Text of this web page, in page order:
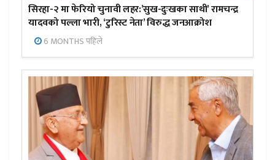
सिरहा-२ मा फेरियो चुनावी लहर:’सुख-दुःखका साथी’ रामचन्द्र
यादवको पल्ला भारी, ‘टुरिस्ट नेता’ विरुद्ध जनआक्रोश
6 MONTHS पहिले